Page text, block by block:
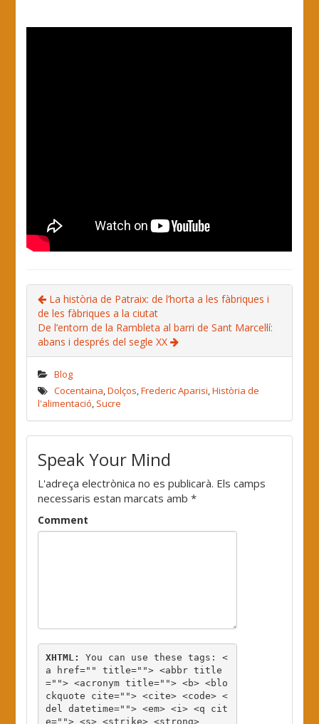
La història de Patraix: de l’horta a les fàbriques i
de les fàbriques a la ciutat
De l’entorn de la Rambleta al barri de Sant Marcel·lí:
abans i després del segle XX
Blog
Cocentaina,Dolços,Frederic Aparisi,Història de
l'alimentació, Sucre
Speak Your Mind
L'adreça electrònica no es publicarà. Els camps
necessaris estan marcats amb*
Comment
XHTML: You can use these tags: <
a href="" title=""> <abbr title
=""> <acronym title=""> <b> <blo
ckquote cite=""> <cite> <code> <
del datetime=""> <em> <i> <q cit
e=""> <s> <strike> <strong>